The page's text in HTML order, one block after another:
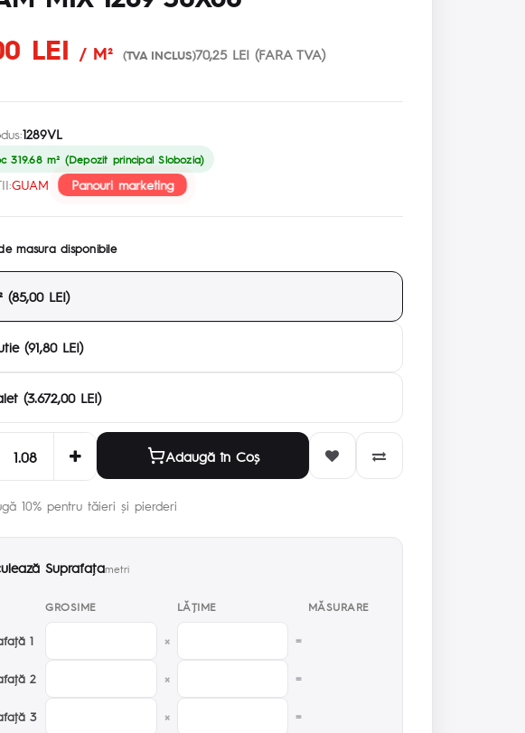
LEI
/ M² (TVA INCLUS)70,25 LEI (FARA TVA)
1289VL
319.68 m² (Depozit principal Slobozia)
GUAM Panouri marketing
masura disponibile
(85,00 LEI)
(91,80 LEI)
(3.672,00 LEI)
Adaugă în Coş
10% pentru tăieri și pierderi
Suprafaţametri
GROSIME LĂŢIME MĂSURARE
1 × =
2 × =
3 × =